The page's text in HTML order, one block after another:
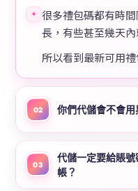
✦ 很多禮包碼都有時
長，有些甚至幾天內
所以看到最新可用
02 你們代儲會不會用
03
代儲一定要給賬號
帳？